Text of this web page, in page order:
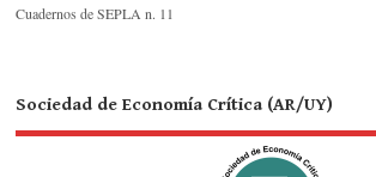
Cuadernos de SEPLA n. 11
Sociedad de Economía Crítica (AR/UY)